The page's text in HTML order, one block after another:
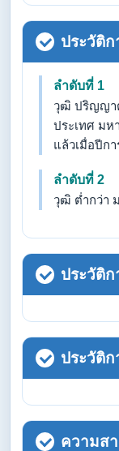
ประวัติ
ลำดับที่ 1
วุฒิ ปริญญา
ประเทศ มห
แล้วเมื่อปีก
ลำดับที่ 2
วุฒิ ต่ำกว่า
ประวัติ
ประวัติ
ความส